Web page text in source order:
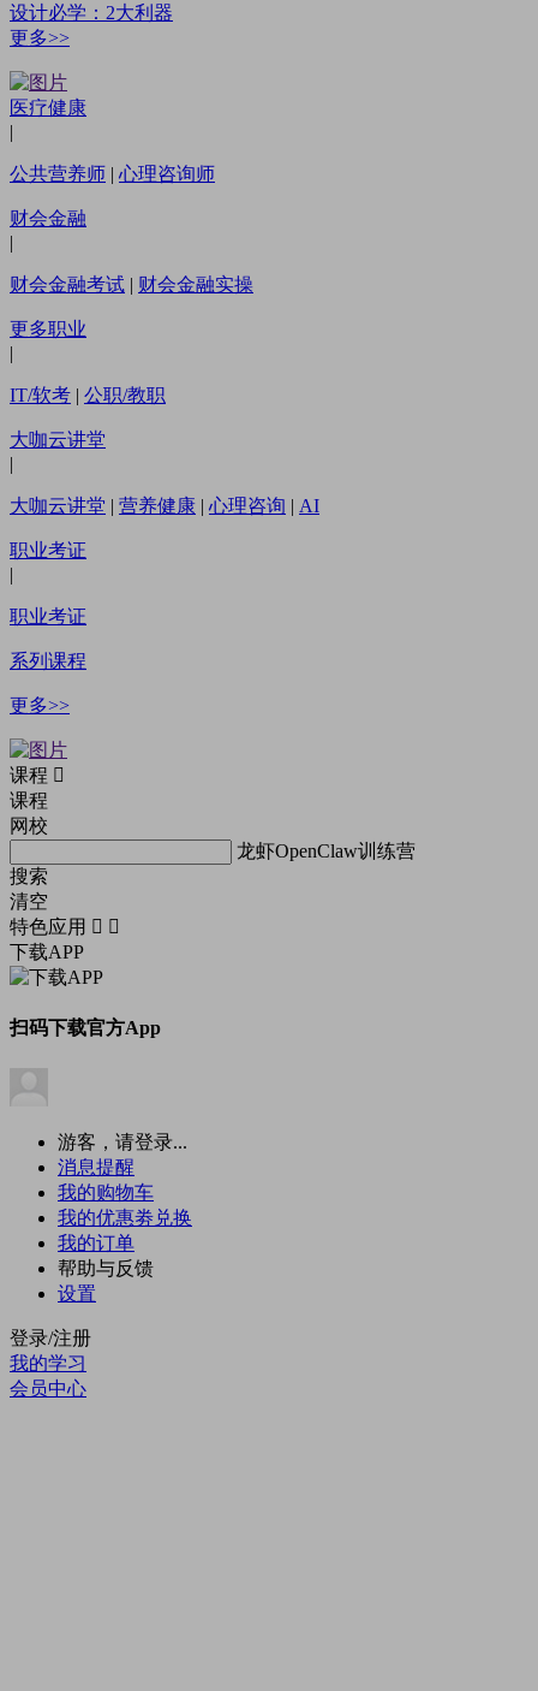
设计必学：2大利器
更多>>
医疗健康
|
公共营养师 | 心理咨询师
财会金融
|
财会金融考试 | 财会金融实操
更多职业
|
IT/软考 | 公职/教职
大咖云讲堂
|
大咖云讲堂 | 营养健康 | 心理咨询 | AI
职业考证
|
职业考证
系列课程
更多>>
课程
课程
网校
龙虾OpenClaw训练营
搜索
清空
特色应用
下载APP
扫码下载官方App
游客，请登录...
消息提醒
我的购物车
我的优惠劵兑换
我的订单
帮助与反馈
设置
登录/注册
我的学习
会员中心